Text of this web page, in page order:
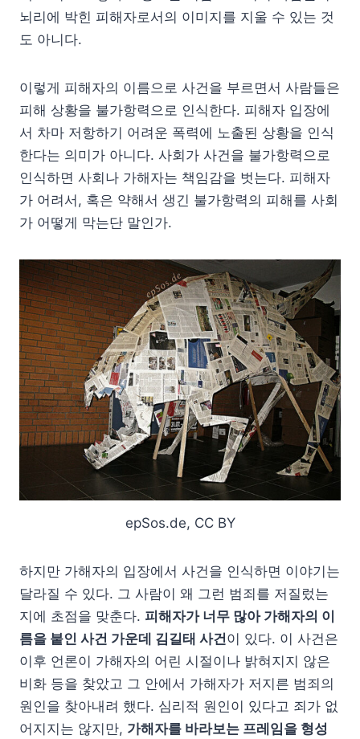
뇌리에 박힌 피해자로서의 이미지를 지울 수 있는 것
도 아니다.
이렇게 피해자의 이름으로 사건을 부르면서 사람들은
피해 상황을 불가항력으로 인식한다. 피해자 입장에
서 차마 저항하기 어려운 폭력에 노출된 상황을 인식
한다는 의미가 아니다. 사회가 사건을 불가항력으로
인식하면 사회나 가해자는 책임감을 벗는다. 피해자
가 어려서, 혹은 약해서 생긴 불가항력의 피해를 사회
가 어떻게 막는단 말인가.
epSos.de, CC BY
하지만 가해자의 입장에서 사건을 인식하면 이야기는
달라질 수 있다. 그 사람이 왜 그런 범죄를 저질렀는
지에 초점을 맞춘다. 피해자가 너무 많아 가해자의 이
름을 붙인 사건 가운데 김길태 사건이 있다. 이 사건은
이후 언론이 가해자의 어린 시절이나 밝혀지지 않은
비화 등을 찾았고 그 안에서 가해자가 저지른 범죄의
원인을 찾아내려 했다. 심리적 원인이 있다고 죄가 없
어지지는 않지만, 가해자를 바라보는 프레임을 형성